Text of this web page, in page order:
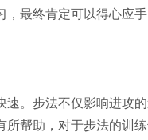
最终肯定可以得心应手
。步法不仅影响进攻
所帮助，对于步法的训